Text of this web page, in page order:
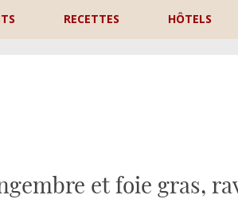
RECETTES HÔTELS
et foie gras,